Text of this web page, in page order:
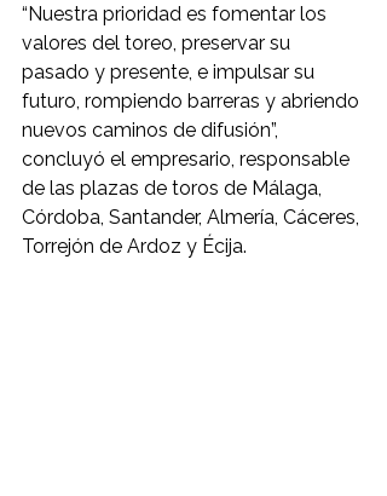
“Nuestra prioridad es fomentar los
valores del toreo, preservar su
pasado y presente, e impulsar su
futuro, rompiendo barreras y abriendo
nuevos caminos de difusión”,
concluyó el empresario, responsable
de las plazas de toros de Málaga,
Córdoba, Santander, Almería, Cáceres,
Torrejón de Ardoz y Écija.